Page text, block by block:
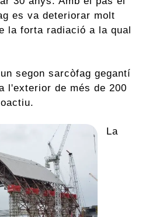
es va deteriorar molt
la forta radiació a la qual
segon sarcòfag gegantí
l'exterior de més de 200
La